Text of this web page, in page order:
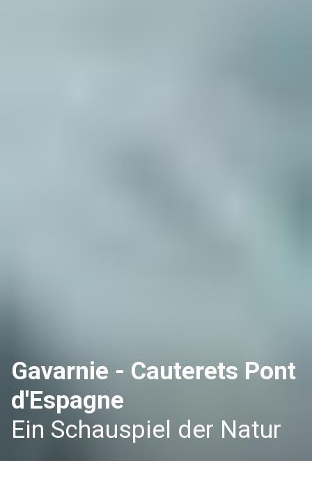
Gavarnie - Cauterets Pont
d'Espagne
Ein Schauspiel der Natur